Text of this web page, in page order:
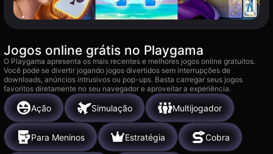
Jogos online grátis no Playgama
O Playgama apresenta os mais recentes e melhores jogos online gratuitos.
Você pode se divertir jogando jogos divertidos sem interrupções de
downloads, anúncios intrusivos ou pop-ups. Basta carregar seus jogos
favoritos diretamente no seu navegador e aproveitar a experiência.
Ação Simulação Multijogador
Para Meninos Estratégia Cobra